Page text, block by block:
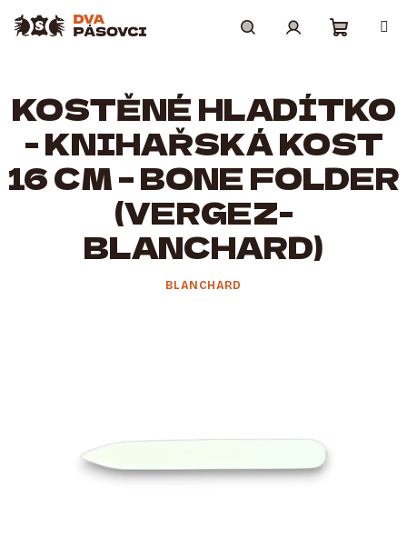
košík
KOSTĚNÉ HLADÍTKO
- KNIHAŘSKÁ KOST
16 CM – BONE FOLDER
(VERGEZ-
BLANCHARD)
BLANCHARD